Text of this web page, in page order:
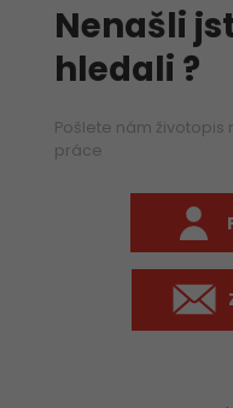
Nenašli
hledali ?
Pošlete nám
práce